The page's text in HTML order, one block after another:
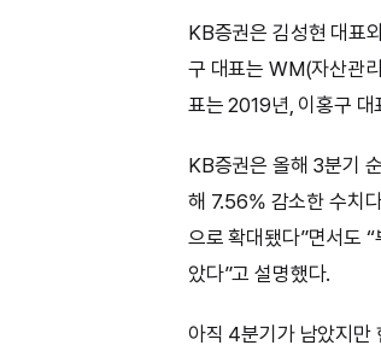
KB증권은 김성현 대표
구 대표는 WM(자산관
표는 2019년, 이홍구
KB증권은 올해 3분기
해 7.56% 감소한 수치
으로 확대됐다”면서도
았다”고 설명했다.
아직 4분기가 남았지만